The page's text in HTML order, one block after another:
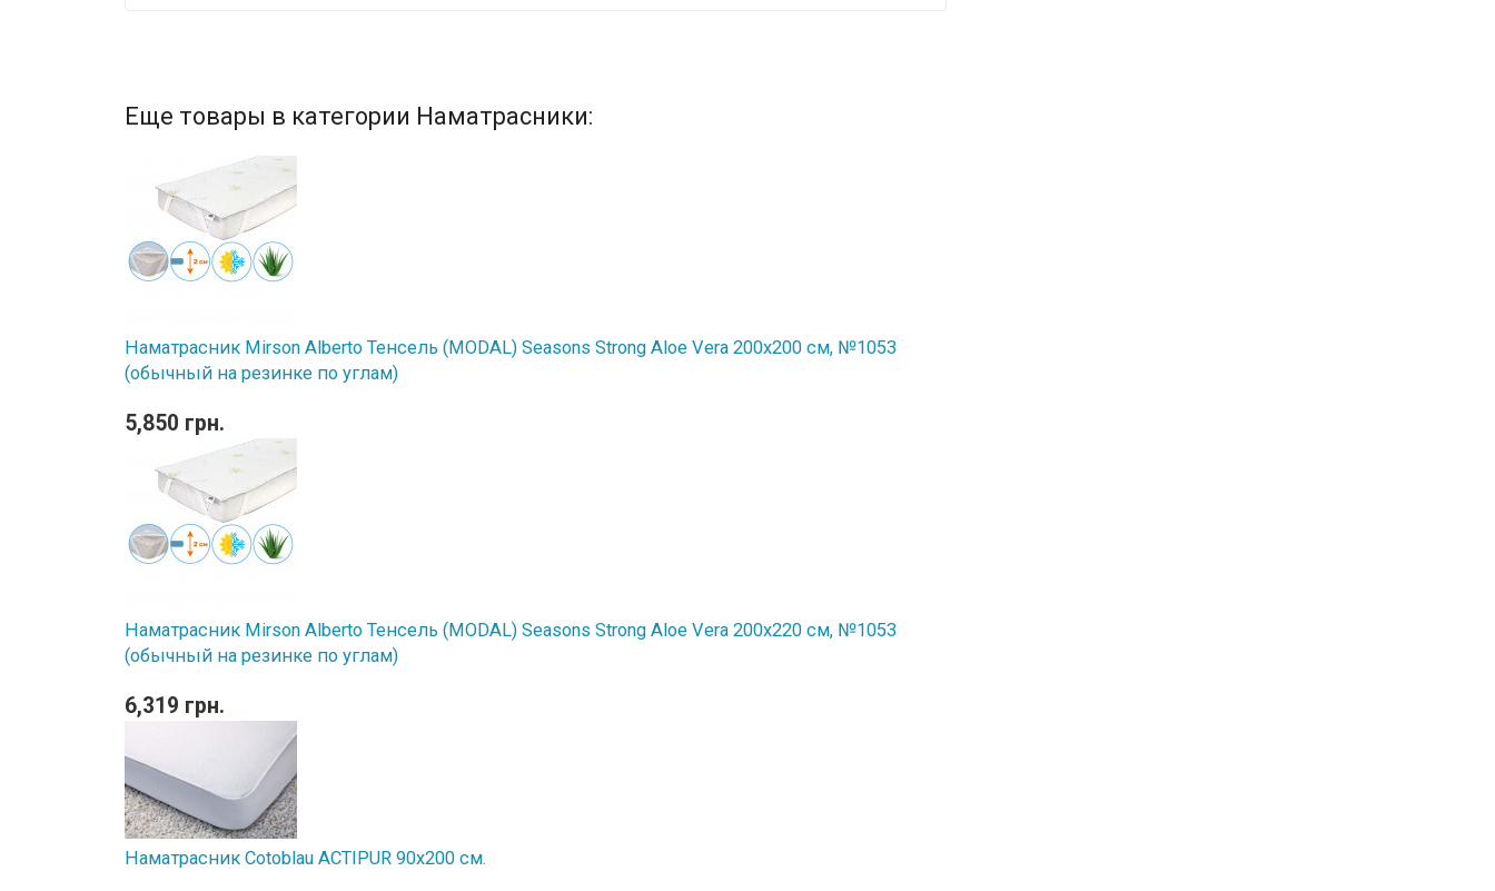
Еще товары в категории Наматрасники:
Наматрасник Mirson Alberto Тенсель (MODAL) Seasons Strong Aloe Vera 200x200 см, №1053
(обычный на резинке по углам)
5,850 грн.
Наматрасник Mirson Alberto Тенсель (MODAL) Seasons Strong Aloe Vera 200x220 см, №1053
(обычный на резинке по углам)
6,319 грн.
Наматрасник Cotoblau ACTIPUR 90х200 см.